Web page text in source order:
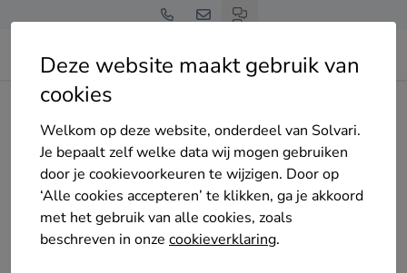
Deze website maakt gebruik van
cookies
Welkom op deze website, onderdeel van Solvari.
Je bepaalt zelf welke data wij mogen gebruiken
door je cookievoorkeuren te wijzigen. Door op
‘Alle cookies accepteren’ te klikken, ga je akkoord
met het gebruik van alle cookies, zoals
beschreven in onze cookieverklaring.
Home Bedrijven overzicht
VELLE HOUSE OF ART-DECO